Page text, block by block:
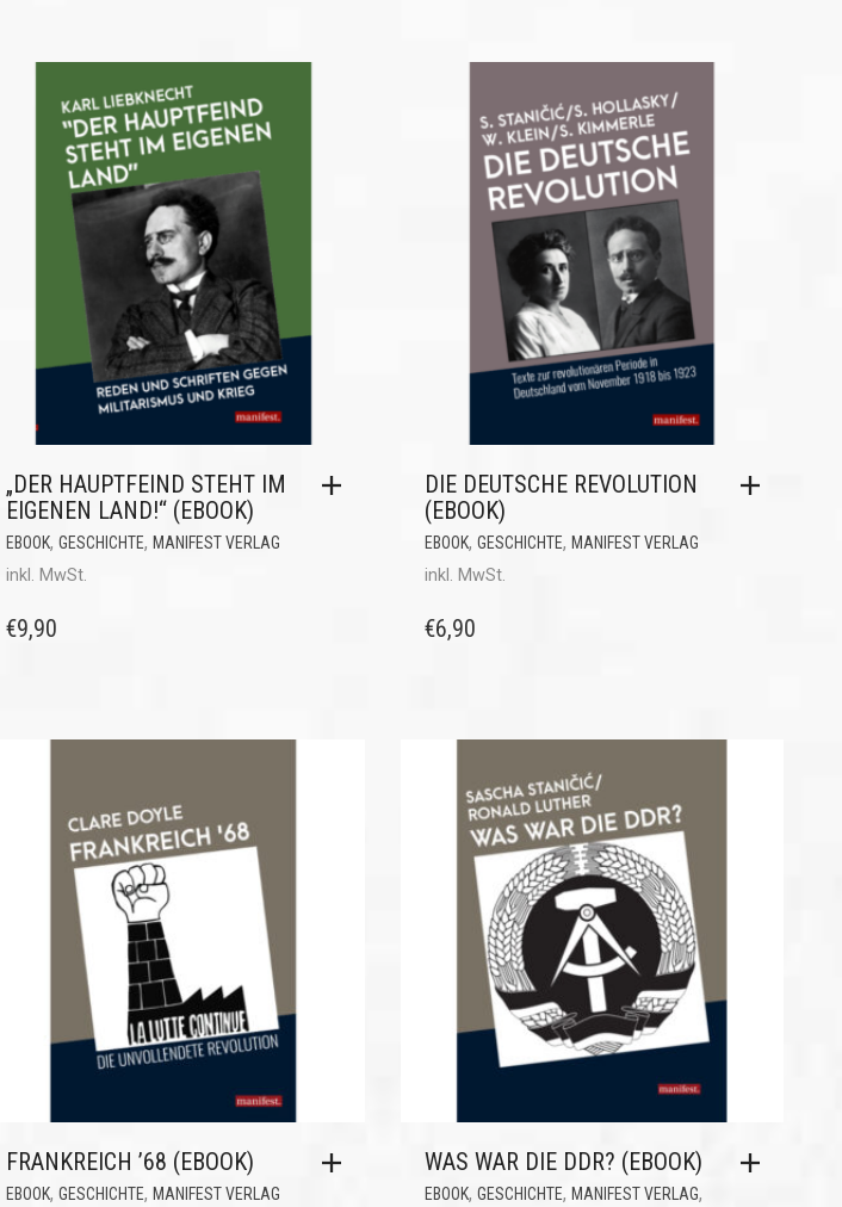
„DER HAUPTFEIND STEHT IM
EIGENEN LAND!“ (EBOOK)
EBOOK, GESCHICHTE, MANIFEST VERLAG
inkl. MwSt.
€9,90
DIE DEUTSCHE REVOLUTION
(EBOOK)
EBOOK, GESCHICHTE, MANIFEST VERLAG
inkl. MwSt.
€6,90
FRANKREICH ’68 (EBOOK)
EBOOK, GESCHICHTE, MANIFEST VERLAG
WAS WAR DIE DDR? (EBOOK)
EBOOK, GESCHICHTE, MANIFEST VERLAG,